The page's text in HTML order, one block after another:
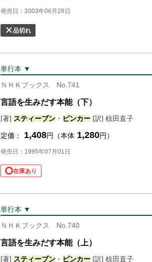
発売日：2003年06月28日
品切れ
単行本 ▼
ＮＨＫブックス No.741
言語を生みだす本能（下）
[著] スティーブン ・ ピンカー [訳] 椋田直子
定価： 1,408円（本体 1,280円）
発売日：1995年07月01日
在庫あり
単行本 ▼
ＮＨＫブックス No.740
言語を生みだす本能（上）
[著] スティーブン ・ ピンカー [訳] 椋田直子